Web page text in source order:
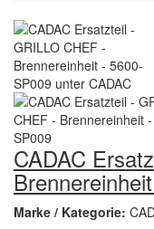
CADAC
Marke / Kategorie: